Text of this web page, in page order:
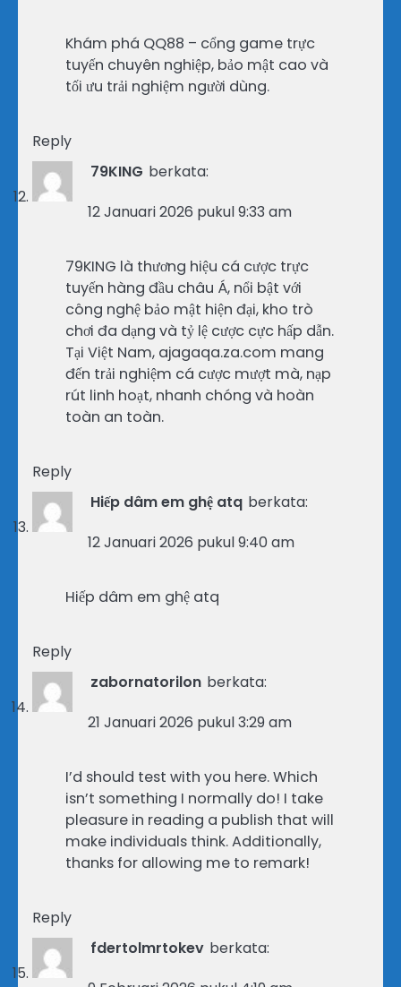
Khám phá QQ88 – cổng game trực
tuyến chuyên nghiệp, bảo mật cao và
tối ưu trải nghiệm người dùng.
Reply
79KING berkata:
12 Januari 2026 pukul 9:33 am
79KING là thương hiệu cá cược trực
tuyến hàng đầu châu Á, nổi bật với
công nghệ bảo mật hiện đại, kho trò
chơi đa dạng và tỷ lệ cược cực hấp dẫn.
Tại Việt Nam, ajagaqa.za.com mang
đến trải nghiệm cá cược mượt mà, nạp
rút linh hoạt, nhanh chóng và hoàn
toàn an toàn.
Reply
Hiếp dâm em ghệ atq berkata:
12 Januari 2026 pukul 9:40 am
Hiếp dâm em ghệ atq
Reply
zabornatorilon berkata:
21 Januari 2026 pukul 3:29 am
I’d should test with you here. Which
isn’t something I normally do! I take
pleasure in reading a publish that will
make individuals think. Additionally,
thanks for allowing me to remark!
Reply
fdertolmrtokev berkata: